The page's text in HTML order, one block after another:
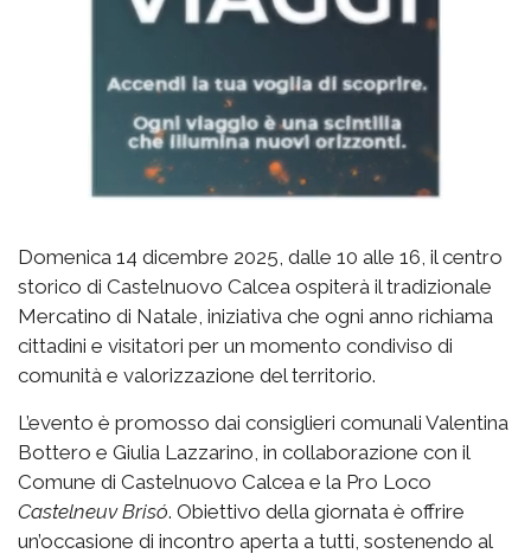
Domenica 14 dicembre 2025, dalle 10 alle 16, il centro
storico di Castelnuovo Calcea ospiterà il tradizionale
Mercatino di Natale, iniziativa che ogni anno richiama
cittadini e visitatori per un momento condiviso di
comunità e valorizzazione del territorio.
L’evento è promosso dai consiglieri comunali Valentina
Bottero e Giulia Lazzarino, in collaborazione con il
Comune di Castelnuovo Calcea e la Pro Loco
Castelneuv Brisó. Obiettivo della giornata è offrire
un’occasione di incontro aperta a tutti, sostenendo al